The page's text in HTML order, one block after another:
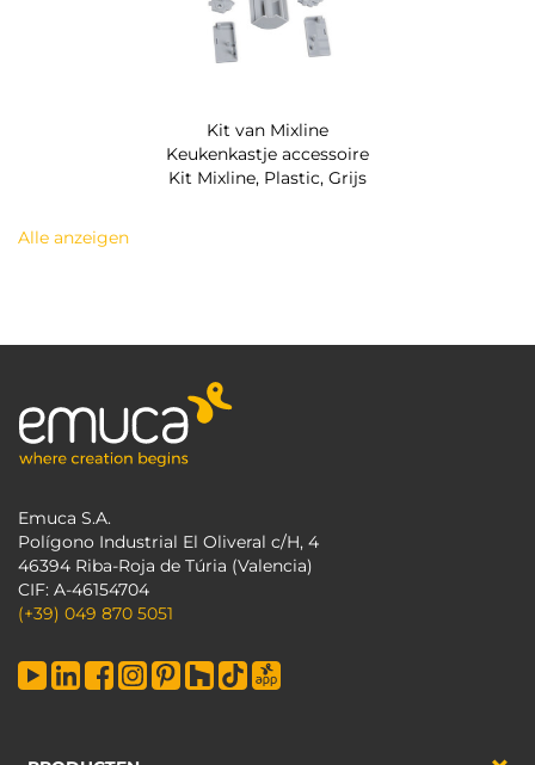
Kit van Mixline
Keukenkastje accessoire
Kit Mixline, Plastic, Grijs
Alle anzeigen
Emuca S.A.
Polígono Industrial El Oliveral c/H, 4
46394 Riba-Roja de Túria (Valencia)
CIF: A-46154704
(+39) 049 870 5051